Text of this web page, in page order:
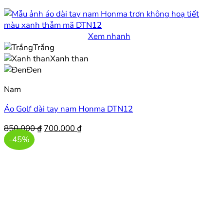
Xem nhanh
Trắng
Xanh than
Đen
Nam
Áo Golf dài tay nam Honma DTN12
850.000₫ Giá
700.000 ₫Giá
-45%